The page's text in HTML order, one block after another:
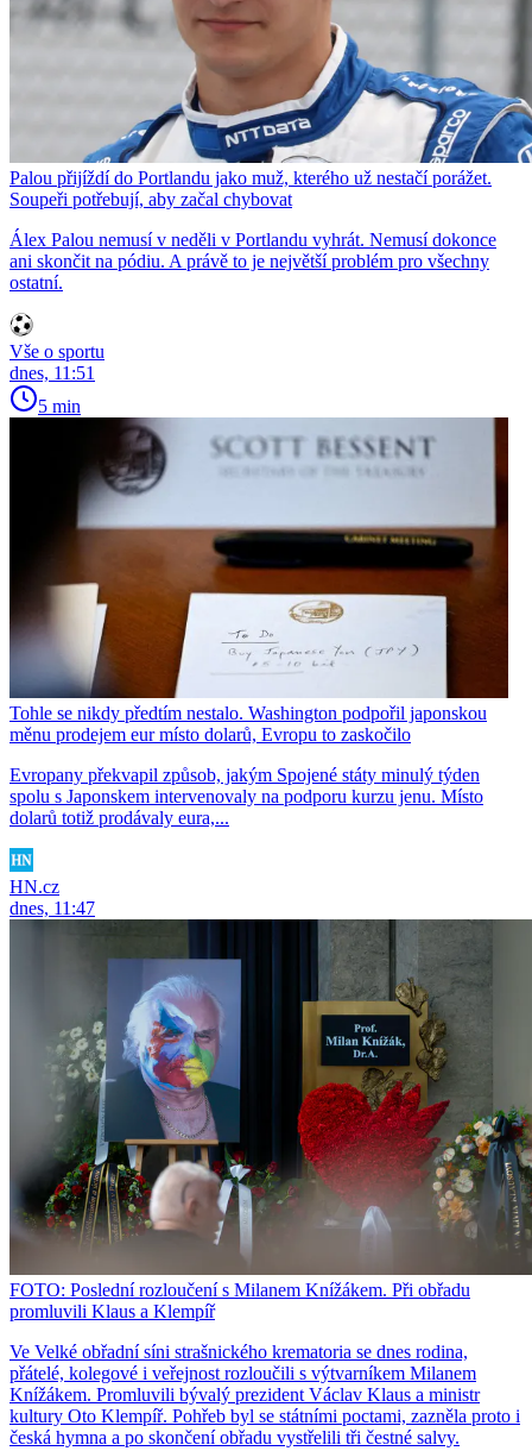
Palou přijíždí do Portlandu jako muž, kterého už nestačí porážet.
Soupeři potřebují, aby začal chybovat
Álex Palou nemusí v neděli v Portlandu vyhrát. Nemusí dokonce
ani skončit na pódiu. A právě to je největší problém pro všechny
ostatní.
Vše o sportu
dnes, 11:51
5 min
Tohle se nikdy předtím nestalo. Washington podpořil japonskou
měnu prodejem eur místo dolarů, Evropu to zaskočilo
Evropany překvapil způsob, jakým Spojené státy minulý týden
spolu s Japonskem intervenovaly na podporu kurzu jenu. Místo
dolarů totiž prodávaly eura,...
HN.cz
dnes, 11:47
FOTO: Poslední rozloučení s Milanem Knížákem. Při obřadu
promluvili Klaus a Klempíř
Ve Velké obřadní síni strašnického krematoria se dnes rodina,
přátelé, kolegové i veřejnost rozloučili s výtvarníkem Milanem
Knížákem. Promluvili bývalý prezident Václav Klaus a ministr
kultury Oto Klempíř. Pohřeb byl se státními poctami, zazněla proto i
česká hymna a po skončení obřadu vystřelili tři čestné salvy.